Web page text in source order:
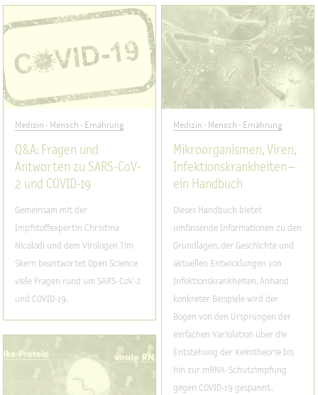
Medizin - Mensch - Ernährung
Q&A: Fragen und
Antworten zu SARS-CoV-
2 und COVID-19
Gemeinsam mit der
Impfstoffexpertin Christina
Nicolodi und dem Virologen Tim
Skern beantwortet Open Science
viele Fragen rund um SARS-CoV-2
und COVID-19.
Medizin - Mensch - Ernährung
Mikroorganismen, Viren,
Infektionskrankheiten –
ein Handbuch
Dieses Handbuch bietet
umfassende Informationen zu den
Grundlagen, der Geschichte und
aktuellen Entwicklungen von
Infektionskrankheiten. Anhand
konkreter Beispiele wird der
Bogen von den Ursprüngen der
einfachen Variolation über die
Entstehung der Keimtheorie bis
hin zur mRNA-Schutzimpfung
gegen COVID-19 gespannt.